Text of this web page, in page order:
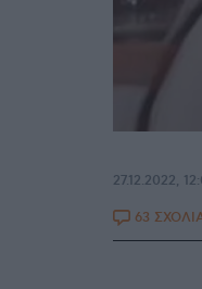
27.12.2022,
63